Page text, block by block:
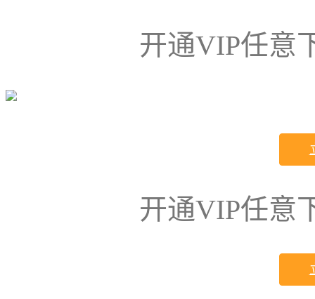
开通VIP任意
开通VIP任意